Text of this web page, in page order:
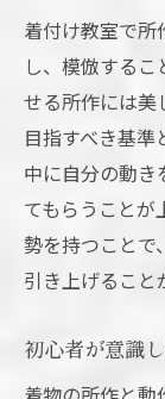
着付け教室で
し、模倣する
せる所作には美
目指すべき基準
中に自分の動き
てもらうことが
勢を持つことで
引き上げること
初心者が意識